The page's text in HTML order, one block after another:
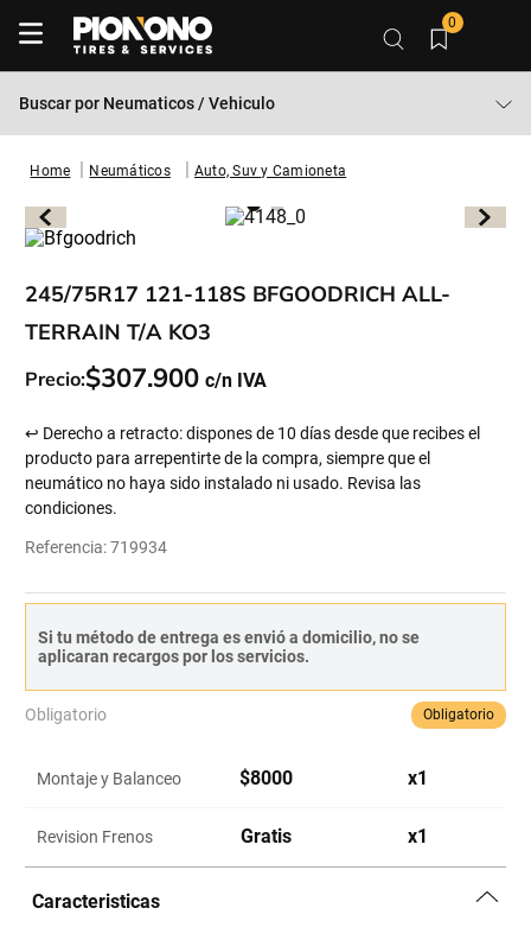
0
Buscar por Neumaticos / Vehiculo
Neumáticos Auto, Suv y Camioneta
245/75R17 121-118S BFGOODRICH ALL-
TERRAIN T/A KO3
Precio:$307.900
↩ Derecho a retracto: dispones de 10 días desde que recibes el
producto para arrepentirte de la compra, siempre que el
neumático no haya sido instalado ni usado. Revisa las
condiciones.
Referencia:719934
Si tu método de entrega es envió a domicilio, no se
aplicaran recargos por los servicios.
Obligatorio Obligatorio
Montaje y Balanceo $8000 x1
Revision Frenos Gratis x1
Caracteristicas